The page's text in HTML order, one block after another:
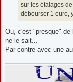
sur les étalages
débourser 1 euro,
Ou, c'est "presque" de
ne le sait...
Par contre avec une